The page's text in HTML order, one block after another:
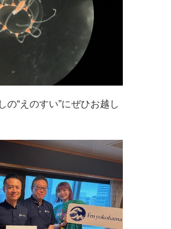
の“えのすい”にぜひお越し